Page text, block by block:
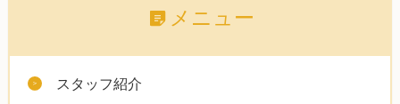
メニュー
スタッフ紹介